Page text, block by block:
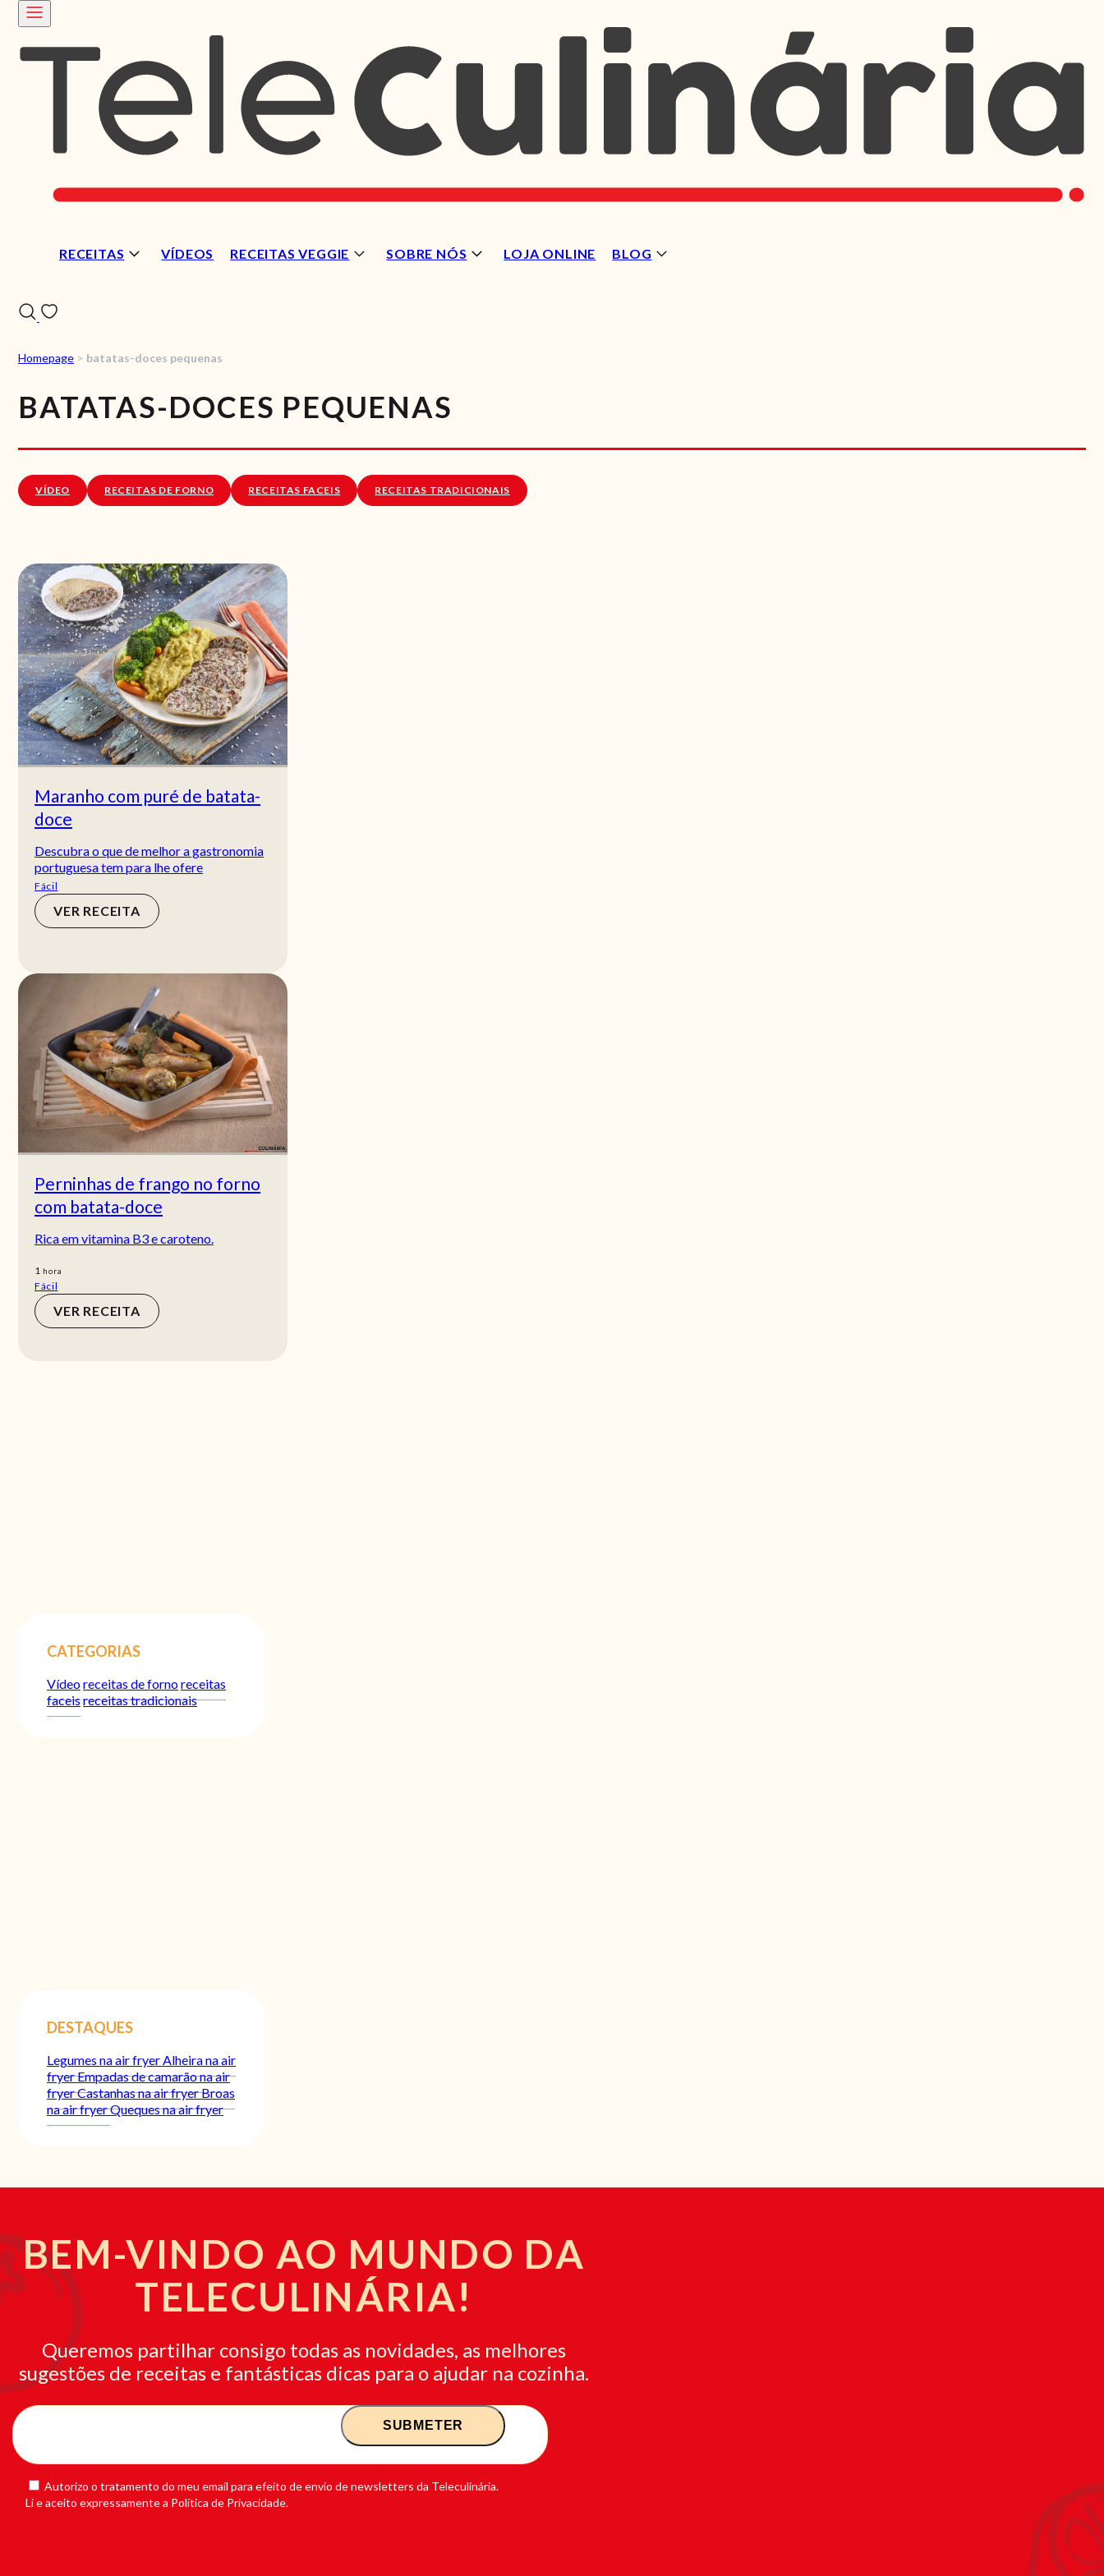
RECEITAS VÍDEOS RECEITAS VEGGIE SOBRE NÓS LOJA ONLINE BLOG
Homepage > batatas-doces pequenas
BATATAS-DOCES PEQUENAS
VÍDEO RECEITAS DE FORNO RECEITAS FACEIS RECEITAS TRADICIONAIS
Maranho com puré de batata-
doce
Descubra o que de melhor a gastronomia
portuguesa tem para lhe ofere
Fácil
VER RECEITA
Perninhas de frango no forno
com batata-doce
Rica em vitamina B3 e caroteno.
1 hora
hora
Fácil
VER RECEITA
CATEGORIAS
Vídeoreceitas de fornoreceitas
faceisreceitas tradicionais
DESTAQUES
Legumes na air fryerAlheira na air
fryerEmpadas de camarão na air
fryerCastanhas na air fryerBroas
na air fryerQueques na air fryer
BEM-VINDO AO MUNDO DA
TELECULINÁRIA!
Queremos partilhar consigo todas as novidades, as melhores
sugestões de receitas e fantásticas dicas para o ajudar na cozinha.
Autorizo o tratamento do meu email para efeito de envio de newsletters da Teleculinária.
Li e aceito expressamente a Política de Privacidade.